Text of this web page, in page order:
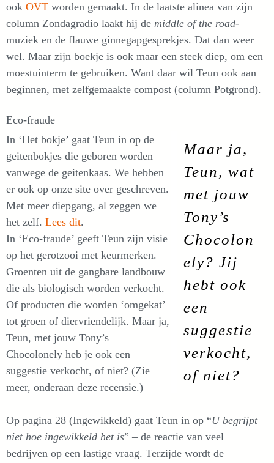
ook OVT worden gemaakt. In de laatste alinea van zijn
column Zondagradio laakt hij de middle of the road-
muziek en de flauwe ginnegapgesprekjes. Dat dan weer
wel. Maar zijn boekje is ook maar een steek diep, om een
moestuinterm te gebruiken. Want daar wil Teun ook aan
beginnen, met zelfgemaakte compost (column Potgrond).
Eco-fraude
Maar ja,
Teun, wat
met jouw
Tony’s
Chocolon
ely? Jij
hebt ook
een
suggestie
verkocht,
of niet?
In ‘Het bokje’ gaat Teun in op de
geitenbokjes die geboren worden
vanwege de geitenkaas. We hebben
er ook op onze site over geschreven.
Met meer diepgang, al zeggen we
het zelf. Lees dit.
In ‘Eco-fraude’ geeft Teun zijn visie
op het gerotzooi met keurmerken.
Groenten uit de gangbare landbouw
die als biologisch worden verkocht.
Of producten die worden ‘omgekat’
tot groen of diervriendelijk. Maar ja,
Teun, met jouw Tony’s
Chocolonely heb je ook een
suggestie verkocht, of niet? (Zie
meer, onderaan deze recensie.)
Op pagina 28 (Ingewikkeld) gaat Teun in op “U begrijpt
niet hoe ingewikkeld het is” – de reactie van veel
bedrijven op een lastige vraag. Terzijde wordt de